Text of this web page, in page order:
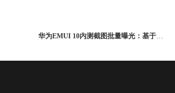
华为EMUI 10内测截图批量曝光：基于安